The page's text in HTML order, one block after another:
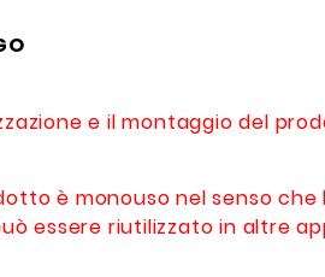
e il montaggio del
è monouso nel senso
essere riutilizzato in altre